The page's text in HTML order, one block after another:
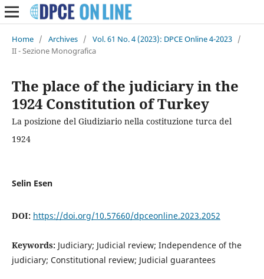
Home / Archives / Vol. 61 No. 4 (2023): DPCE Online 4-2023 /
II - Sezione Monografica
The place of the judiciary in the
1924 Constitution of Turkey
La posizione del Giudiziario nella costituzione turca del
1924
Selin Esen
DOI: https://doi.org/10.57660/dpceonline.2023.2052
Keywords: Judiciary; Judicial review; Independence of the
judiciary; Constitutional review; Judicial guarantees